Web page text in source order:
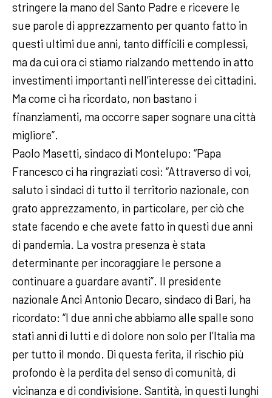
stringere la mano del Santo Padre e ricevere le
sue parole di apprezzamento per quanto fatto in
questi ultimi due anni, tanto difficili e complessi,
ma da cui ora ci stiamo rialzando mettendo in atto
investimenti importanti nell’interesse dei cittadini.
Ma come ci ha ricordato, non bastano i
finanziamenti, ma occorre saper sognare una città
migliore”.
Paolo Masetti, sindaco di Montelupo: “Papa
Francesco ci ha ringraziati così: “Attraverso di voi,
saluto i sindaci di tutto il territorio nazionale, con
grato apprezzamento, in particolare, per ciò che
state facendo e che avete fatto in questi due anni
di pandemia. La vostra presenza è stata
determinante per incoraggiare le persone a
continuare a guardare avanti”. Il presidente
nazionale Anci Antonio Decaro, sindaco di Bari, ha
ricordato: “I due anni che abbiamo alle spalle sono
stati anni di lutti e di dolore non solo per l’Italia ma
per tutto il mondo. Di questa ferita, il rischio più
profondo è la perdita del senso di comunità, di
vicinanza e di condivisione. Santità, in questi lunghi